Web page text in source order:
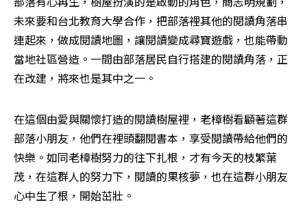
未來要和台北教育大學合作，把部落裡其他的閱讀角落串
連起來，做成閱讀地圖，讓閱讀變成尋寶遊戲，也能帶動
當地社區營造。一間由部落居民自行搭建的閱讀角落，正
在改建，將來也是其中之一。
在這個由愛與關懷打造的閱讀樹屋裡，老樟樹看顧著這群
部落小朋友，他們在裡頭翻閱書本，享受閱讀帶給他們的
快樂。如同老樟樹努力的往下扎根，才有今天的枝繁葉
茂，在這群人的努力下，閱讀的果核夢，也在這群小朋友
心中生了根，開始茁壯。